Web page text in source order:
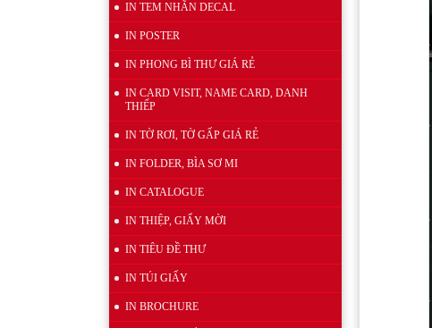
IN TEM NHÃN DECAL
IN POSTER
IN PHONG BÌ THƯ GIÁ RẺ
IN CARD VISIT, NAME CARD, DANH
THIẾP
IN TỜ RƠI, TỜ GẤP GIÁ RẺ
IN FOLDER, BÌA SƠ MI
IN CATALOGUE
IN THIỆP, GIẤY MỜI
IN TIÊU ĐỀ THƯ
IN TÚI GIẤY
IN BROCHURE
Wobbler đế nhựa